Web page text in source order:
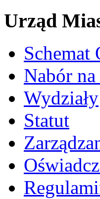
Urząd
Schemat
Nabór
Wydziały
Statut